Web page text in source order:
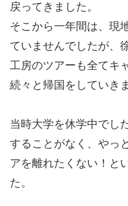
戻ってきました。
そこから一年間は、現
ていませんでしたが、
工房のツアーも全てキ
続々と帰国をしていき
当時大学を休学中でし
することがなく、やっ
アを離れたくない！と
た。